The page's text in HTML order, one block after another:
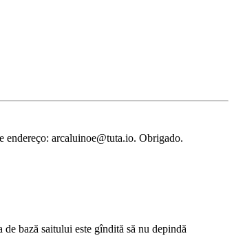
endereço: arcaluinoe@tuta.io. Obrigado.
bază saitului este gîndită să nu depindă